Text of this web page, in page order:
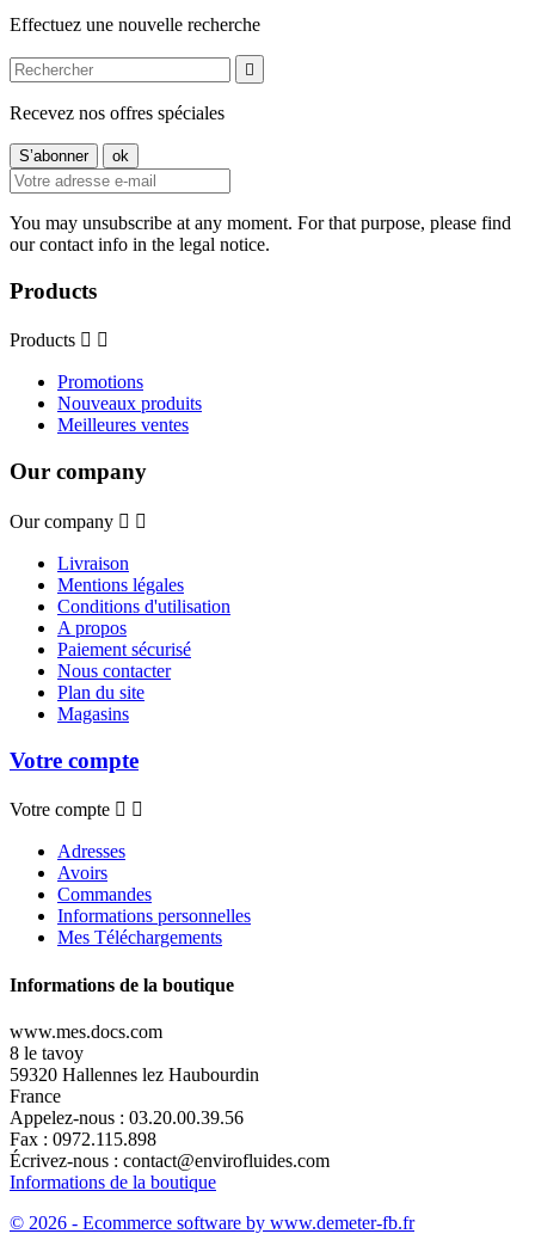
Effectuez une nouvelle recherche

Recevez nos offres spéciales
You may unsubscribe at any moment. For that purpose, please find
our contact info in the legal notice.
Products
Products  
Promotions
Nouveaux produits
Meilleures ventes
Our company
Our company  
Livraison
Mentions légales
Conditions d'utilisation
A propos
Paiement sécurisé
Nous contacter
Plan du site
Magasins
Votre compte
Votre compte  
Adresses
Avoirs
Commandes
Informations personnelles
Mes Téléchargements
Informations de la boutique
www.mes.docs.com
8 le tavoy
59320 Hallennes lez Haubourdin
France
Appelez-nous : 03.20.00.39.56
Fax : 0972.115.898
Écrivez-nous : contact@envirofluides.com
Informations de la boutique
© 2026 - Ecommerce software by www.demeter-fb.fr